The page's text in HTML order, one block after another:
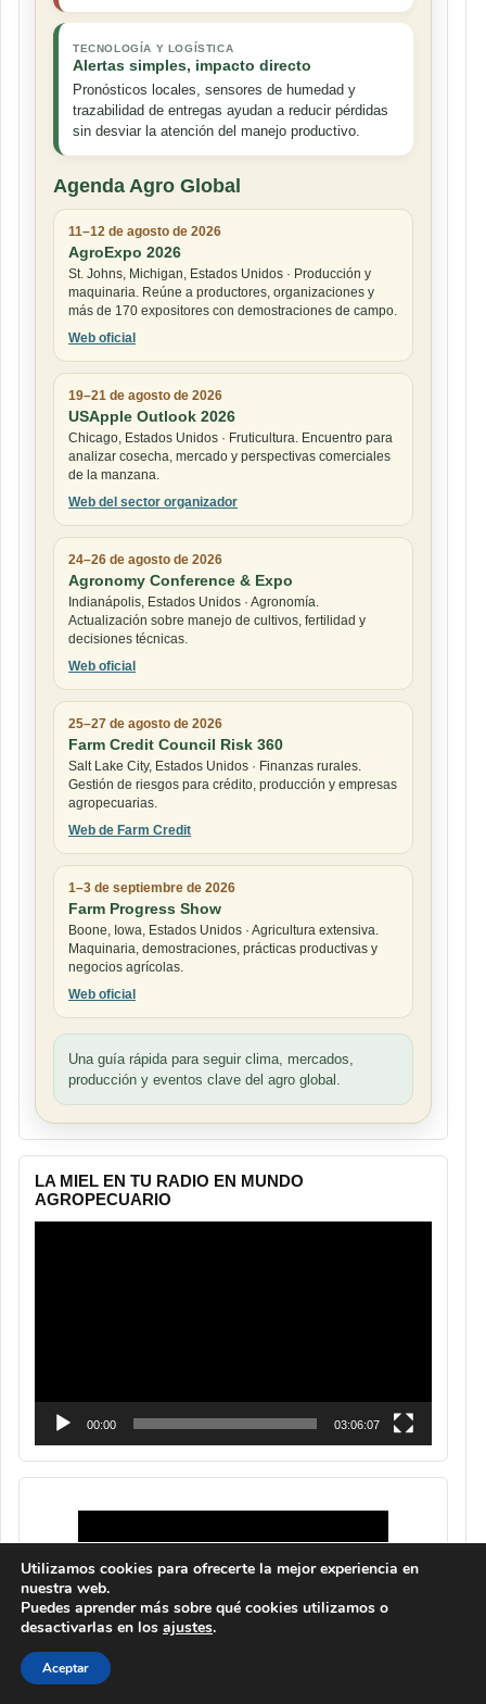
TECNOLOGÍA Y LOGÍSTICA
Alertas simples, impacto directo
Pronósticos locales, sensores de humedad y
trazabilidad de entregas ayudan a reducir pérdidas
sin desviar la atención del manejo productivo.
Agenda Agro Global
11–12 de agosto de 2026
AgroExpo 2026
St. Johns, Michigan, Estados Unidos · Producción y
maquinaria. Reúne a productores, organizaciones y
más de 170 expositores con demostraciones de campo.
Web oficial
19–21 de agosto de 2026
USApple Outlook 2026
Chicago, Estados Unidos · Fruticultura. Encuentro para
analizar cosecha, mercado y perspectivas comerciales
de la manzana.
Web del sector organizador
24–26 de agosto de 2026
Agronomy Conference & Expo
Indianápolis, Estados Unidos · Agronomía.
Actualización sobre manejo de cultivos, fertilidad y
decisiones técnicas.
Web oficial
25–27 de agosto de 2026
Farm Credit Council Risk 360
Salt Lake City, Estados Unidos · Finanzas rurales.
Gestión de riesgos para crédito, producción y empresas
agropecuarias.
Web de Farm Credit
1–3 de septiembre de 2026
Farm Progress Show
Boone, Iowa, Estados Unidos · Agricultura extensiva.
Maquinaria, demostraciones, prácticas productivas y
negocios agrícolas.
Web oficial
Una guía rápida para seguir clima, mercados,
producción y eventos clave del agro global.
LA MIEL EN TU RADIO EN MUNDO
AGROPECUARIO
00:00 03:06:07
Utilizamos cookies para ofrecerte la mejor experiencia en
nuestra web.
Puedes aprender más sobre qué cookies utilizamos o
desactivarlas en los ajustes.
Aceptar